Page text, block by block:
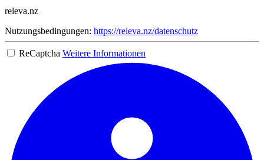
releva.nz
Nutzungsbedingungen: https://releva.nz/datenschutz
ReCaptcha Weitere Informationen